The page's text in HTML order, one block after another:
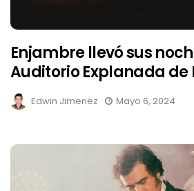
Enjambre llevó sus
Auditorio Explanada de
Edwin Jimenez Mayo 6, 2024